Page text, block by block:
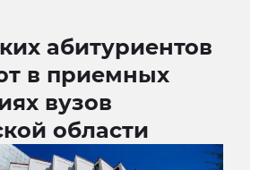
абитуриентов
в приемных
вузов
области